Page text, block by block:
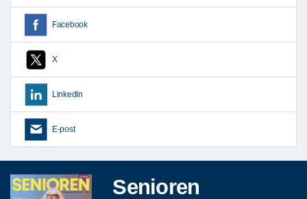
Facebook
X
LinkedIn
E-post
Senioren